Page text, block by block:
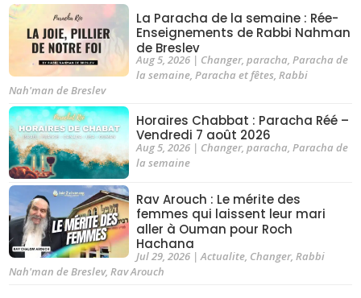
La Paracha de la semaine : Rée-
Enseignements de Rabbi Nahman
de Breslev
Aug 5, 2026| Changer, paracha, Paracha de
la semaine, Paracha et fêtes, Rabbi
Nah'man de Breslev
Horaires Chabbat : Paracha Réé –
Vendredi 7 août 2026
Aug 5, 2026| Changer, paracha Paracha de
la semaine
Rav Arouch : Le mérite des
femmes qui laissent leur mari
aller à Ouman pour Roch
Hachana
Jul 29, 2026| Actualite, Changer, Rabbi
Nah'man de Breslev, Rav Arouch